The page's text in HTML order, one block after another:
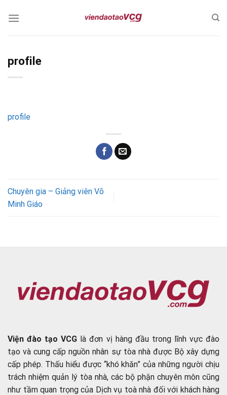
profile
profile
Chuyên gia – Giảng viên Võ
Minh Giáo
Viện đào tạo VCG là đơn vị hàng đầu trong lĩnh vực đào
tạo và cung cấp nguồn nhân sự tòa nhà được Bộ xây dựng
cấp phép. Thấu hiểu được “khó khăn” của những người chịu
trách nhiệm quản lý tòa nhà, các bộ phận chuyên môn cũng
như tầm quan trọng của Dịch vụ toà nhà đối với khách hàng